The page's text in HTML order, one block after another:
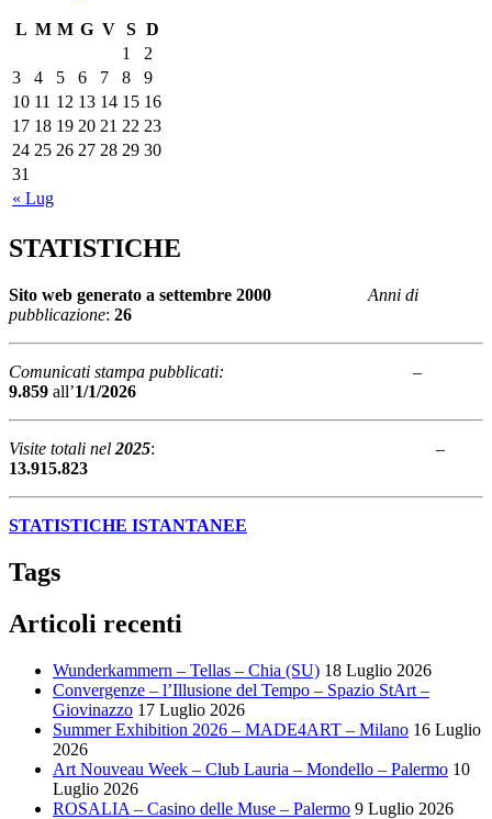
L M M G V S D
« Lug
1
2
3
4 5 6 7 8
9
10 11 12 13 14 15 16
17 18 19 20 21 22 23
24 25 26 27 28 29 30
31
STATISTICHE
Sito web generato a settembre 2000 Anni di
pubblicazione: 26
Comunicati stampa pubblicati:
–
9.859 all’1/1/2026
Visite totali nel 2025: –
13.915.823
STATISTICHE ISTANTANEE
Tags
Articoli recenti
Wunderkammern – Tellas – Chia (SU) 18 Luglio 2026
Convergenze – l’Illusione del Tempo – Spazio StArt –
Giovinazzo 17 Luglio 2026
Summer Exhibition 2026 – MADE4ART – Milano 16 Luglio
2026
Art Nouveau Week – Club Lauria – Mondello – Palermo 10
Luglio 2026
ROSALIA – Casino delle Muse – Palermo 9 Luglio 2026